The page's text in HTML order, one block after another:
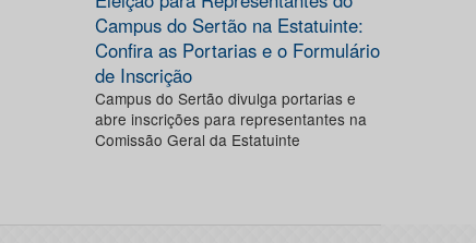
Campus do Sertão na Estatuinte:
Confira as Portarias e o Formulário
de Inscrição
Campus do Sertão divulga portarias e
abre inscrições para representantes na
Comissão Geral da Estatuinte